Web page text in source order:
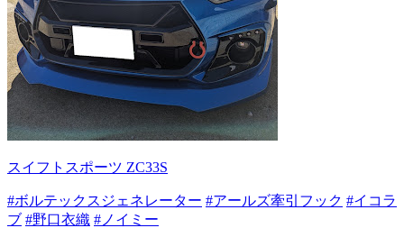
スイフトスポーツ ZC33S
#ボルテックスジェネレーター #アールズ牽引フック #イコラ
ブ #野口衣織 #ノイミー